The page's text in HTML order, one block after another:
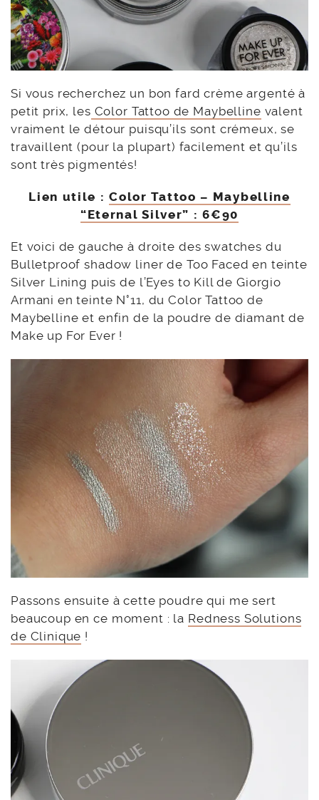
Si vous recherchez un bon fard crème argenté à
petit prix, les Color Tattoo de Maybelline valent
vraiment le détour puisqu’ils sont crémeux, se
travaillent (pour la plupart) facilement et qu’ils
sont très pigmentés!
Lien utile : Color Tattoo – Maybelline
“Eternal Silver” : 6€90
Et voici de gauche à droite des swatches du
Bulletproof shadow liner de Too Faced en teinte
Silver Lining puis de l’Eyes to Kill de Giorgio
Armani en teinte N°11, du Color Tattoo de
Maybelline et enfin de la poudre de diamant de
Make up For Ever !
Passons ensuite à cette poudre qui me sert
beaucoup en ce moment : la Redness Solutions
de Clinique !